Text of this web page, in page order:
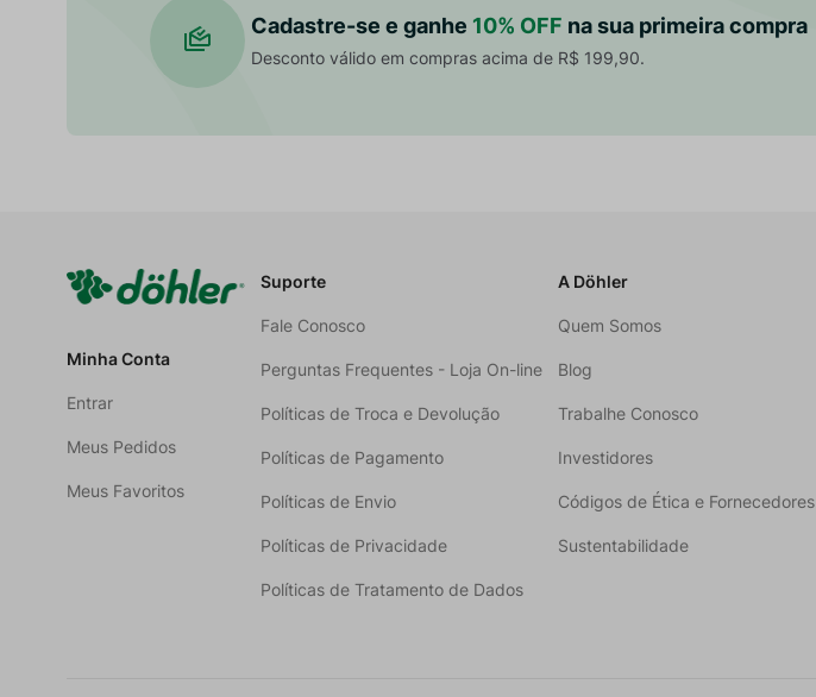
Cadastre-se e ganhe 10% OFF na sua primeira compra
Desconto válido em compras acima de R$ 199,90.
Minha Conta
Entrar
Meus Pedidos
Meus Favoritos
Suporte
Fale Conosco
Perguntas Frequentes - Loja On-line
Políticas de Troca e Devolução
Políticas de Pagamento
Políticas de Envio
Políticas de Privacidade
Políticas de Tratamento de Dados
A Döhler
Quem Somos
Blog
Trabalhe Conosco
Investidores
Códigos de Ética e Fornecedores
Sustentabilidade